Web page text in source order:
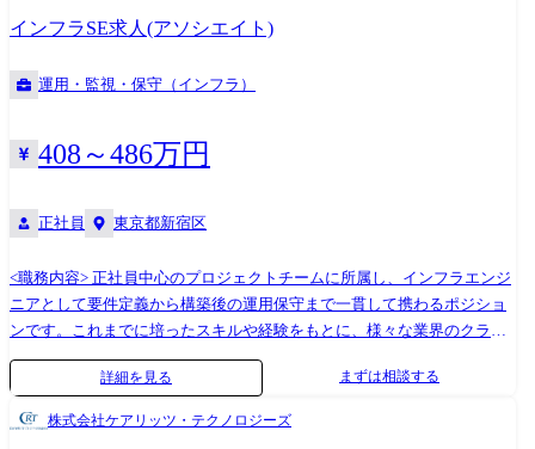
インフラSE求人(アソシエイト)
運用・監視・保守（インフラ）
408～486万円
正社員 東京都新宿区
<職務内容> 正社員中心のプロジェクトチームに所属し、インフラエンジ
ニアとして要件定義から構築後の運用保守まで一貫して携わるポジショ
ンです。これまでに培ったスキルや経験をもとに、様々な業界のクライ
アントに貢献することが可能です。 「従事する業務の内容」 雇入れ直
後:システム関連業務全般 変更の範囲:システム関連業務全般及び会社の
定める業務全般
詳細を見る まずは相談する
株式会社ケアリッツ・テクノロジーズ